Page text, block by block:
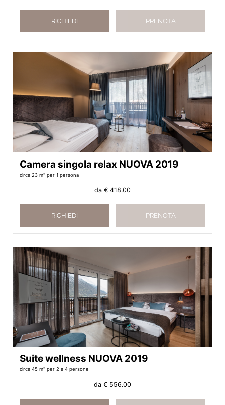
RICHIEDI PRENOTA
Camera singola relax NUOVA 2019
circa 23 m² per 1 persona
da € 418.00
RICHIEDI PRENOTA
Suite wellness NUOVA 2019
circa 45 m² per 2 a 4 persone
da € 556.00